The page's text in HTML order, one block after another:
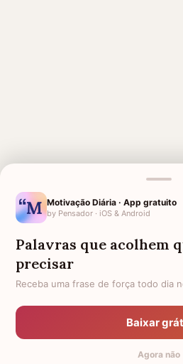
MENSAGENS
FORÇA PARA AMIGA
PÊSAMES PARA AMIGA QUE
Motivação Diária · App gratuito
by Pensador · iOS & Android
Palavras que acolhem
precisar
Receba uma frase de força todo dia
Baixar
Agora não